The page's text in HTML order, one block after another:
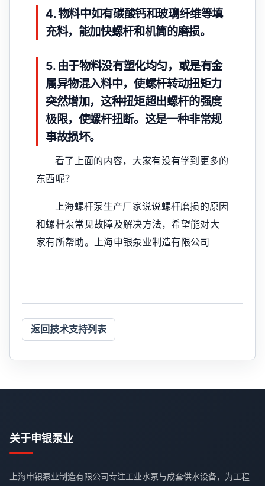
4. 物料中如有碳酸钙和玻璃纤维等填
充料，能加快螺杆和机筒的磨损。
5. 由于物料没有塑化均匀，或是有金
属异物混入料中，使螺杆转动扭矩力
突然增加，这种扭矩超出螺杆的强度
极限，使螺杆扭断。这是一种非常规
事故损坏。
看了上面的内容，大家有没有学到更多的
东西呢？
上海螺杆泵生产厂家说说螺杆磨损的原因
和螺杆泵常见故障及解决方法，希望能对大
家有所帮助。上海申银泵业制造有限公司
返回技术支持列表
关于申银泵业
上海申银泵业制造有限公司专注工业水泵与成套供水设备，为工程